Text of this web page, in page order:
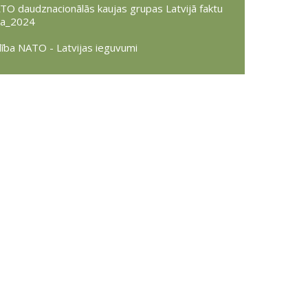
daudznacionālās kaujas grupas Latvijā faktu
NATO - Latvijas ieguvumi